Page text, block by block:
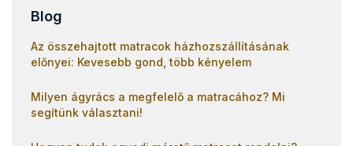
Blog
Az összehajtott matracok házhozszállításának
előnyei: Kevesebb gond, több kényelem
Milyen ágyrács a megfelelő a matracához? Mi
segítünk választani!